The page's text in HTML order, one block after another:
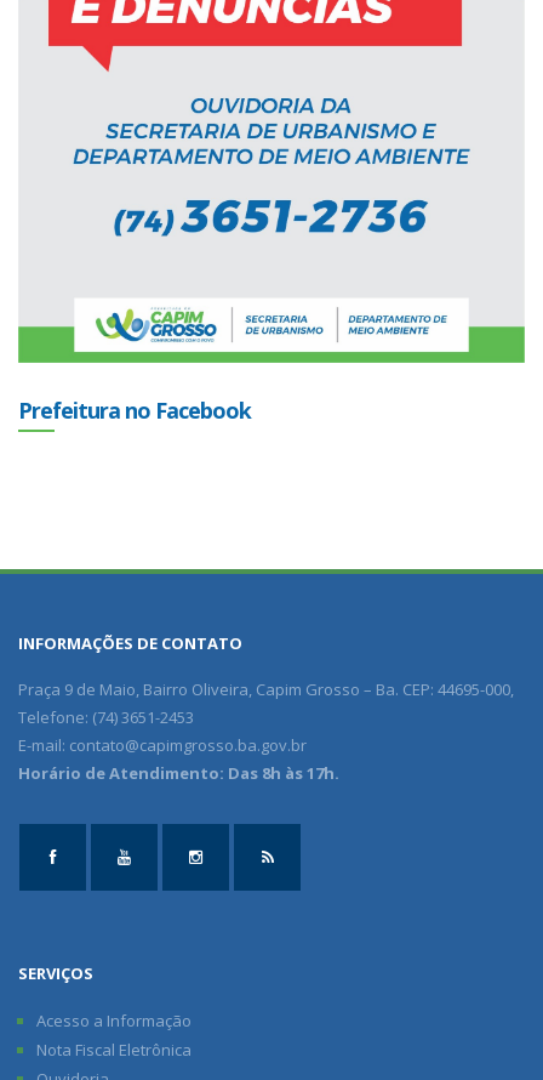
Prefeitura no Facebook
INFORMAÇÕES DE CONTATO
Praça 9 de Maio, Bairro Oliveira, Capim Grosso – Ba. CEP: 44695-000,
Telefone: (74) 3651-2453
E-mail: contato@capimgrosso.ba.gov.br
Horário de Atendimento: Das 8h às 17h.
SERVIÇOS
Acesso a Informação
Nota Fiscal Eletrônica